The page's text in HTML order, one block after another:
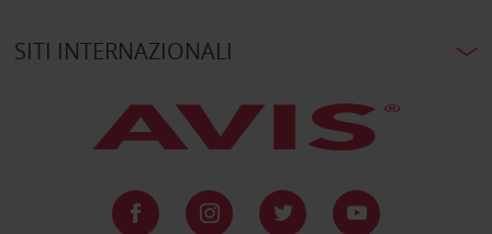
SITI INTERNAZIONALI